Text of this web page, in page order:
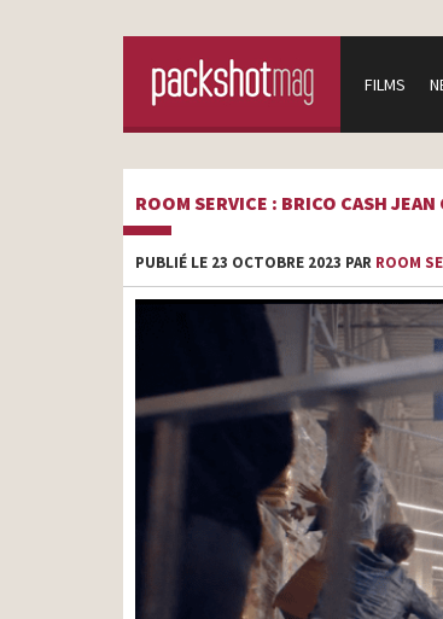
FILMS
ROOM SERVICE : BRICO CASH JEAN
PUBLIÉ LE 23 OCTOBRE 2023 PAR ROOM